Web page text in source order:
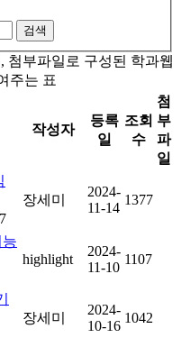
검색
첨부파일로 구성된 학과웹
주는 표
작성자
등록
일
조회
수
첨
부
파
일
장세미
2024-
11-14
1377
highlight
2024-
11-10
1107
장세미
2024-
10-16
1042